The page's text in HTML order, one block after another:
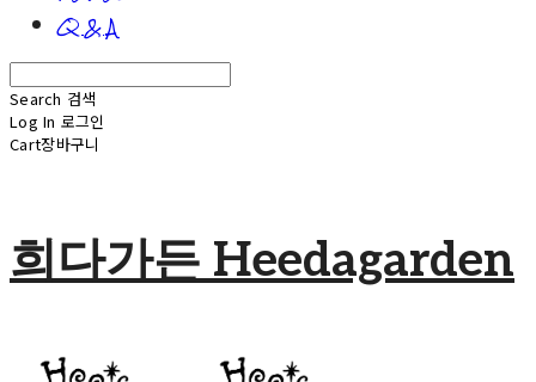
Q & A
Search 검색
Log In 로그인
Cart장바구니
희다가든 Heedagarden